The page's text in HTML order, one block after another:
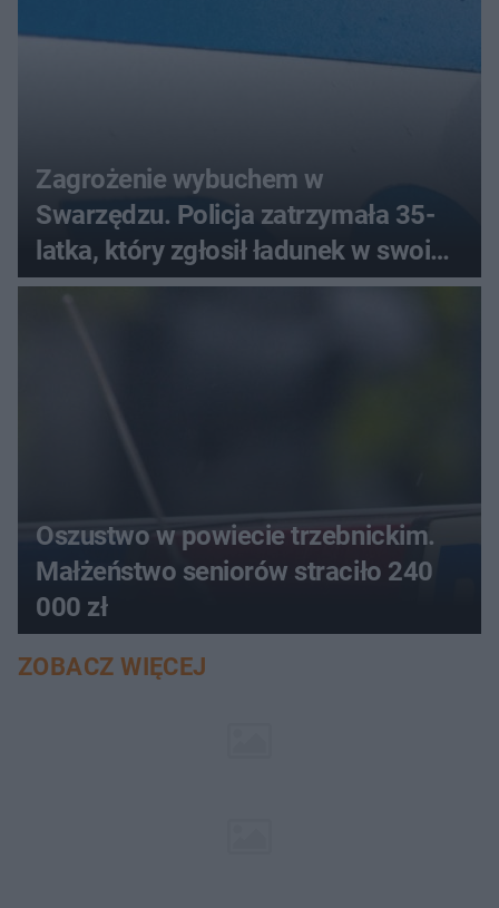
Zagrożenie wybuchem w
Swarzędzu. Policja zatrzymała 35-
latka, który zgłosił ładunek w swoim
aucie
Oszustwo w powiecie trzebnickim.
Małżeństwo seniorów straciło 240
000 zł
ZOBACZ WIĘCEJ